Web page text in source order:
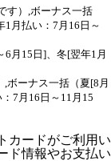
す）,ボーナス一括
1月払い：7月16日～
6月15日]、冬[翌年1月
,ボーナス一括（夏[8月
7月16日～11月15
カードがご利用い
ド情報やお支払い